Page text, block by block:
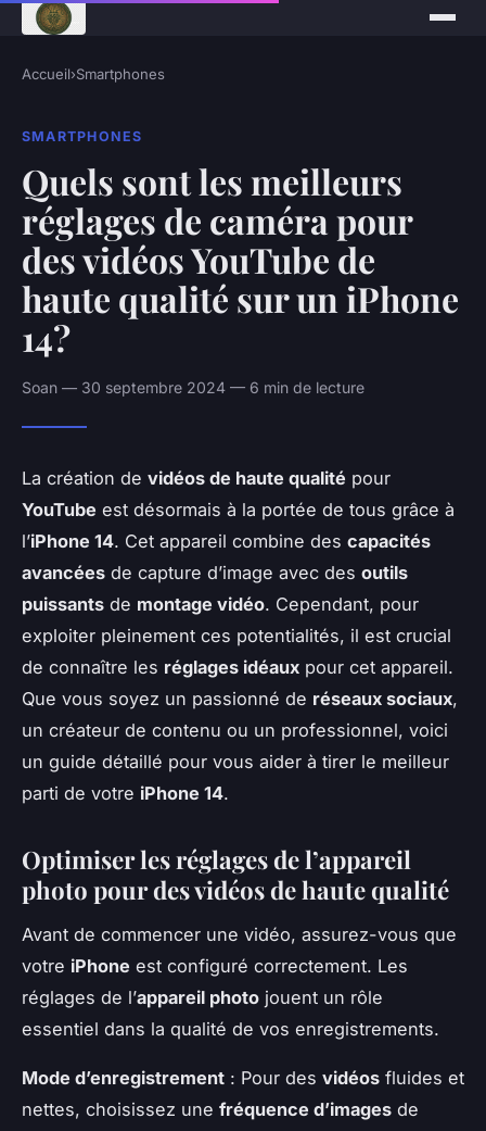
Accueil›Smartphones
SMARTPHONES
Quels sont les meilleurs
réglages de caméra pour
des vidéos YouTube de
haute qualité sur un iPhone
14?
Soan — 30 septembre 2024 — 6 min de lecture
La création de vidéos de haute qualité pour
YouTube est désormais à la portée de tous grâce à
l’iPhone 14. Cet appareil combine des capacités
avancées de capture d’image avec des outils
puissants de montage vidéo. Cependant, pour
exploiter pleinement ces potentialités, il est crucial
de connaître les réglages idéaux pour cet appareil.
Que vous soyez un passionné de réseaux sociaux,
un créateur de contenu ou un professionnel, voici
un guide détaillé pour vous aider à tirer le meilleur
parti de votre iPhone 14.
Optimiser les réglages de l’appareil
photo pour des vidéos de haute qualité
Avant de commencer une vidéo, assurez-vous que
votre iPhone est configuré correctement. Les
réglages de l’appareil photo jouent un rôle
essentiel dans la qualité de vos enregistrements.
Mode d’enregistrement : Pour des vidéos fluides et
nettes, choisissez une fréquence d’images de